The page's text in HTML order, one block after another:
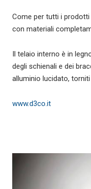
Come per tutti i prodotti
con materiali
Il telaio interno è in
degli schienali e dei
alluminio lucidato,
www.d3co.it